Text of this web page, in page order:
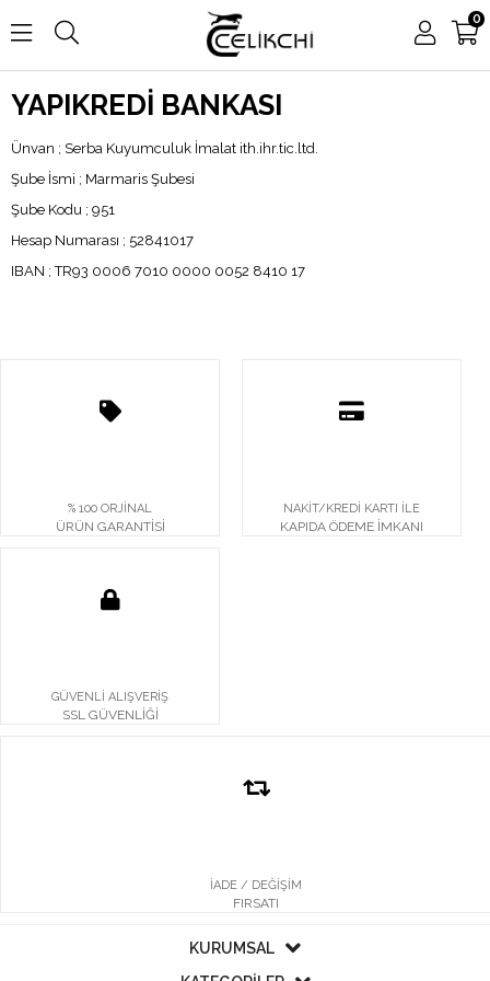
0
YAPIKREDİ BANKASI
Ünvan ; Serba Kuyumculuk İmalat ith.ihr.tic.ltd.
Şube İsmi ; Marmaris Şubesi
Şube Kodu ; 951
Hesap Numarası ; 52841017
IBAN ; TR93 0006 7010 0000 0052 8410 17
% 100 ORJİNAL
ÜRÜN GARANTİSİ
NAKİT/KREDİ KARTI İLE
KAPIDA ÖDEME İMKANI
GÜVENLİ ALIŞVERİŞ
SSL GÜVENLİĞİ
İADE / DEĞİŞİM
FIRSATI
KURUMSAL